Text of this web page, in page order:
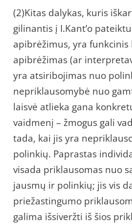
(2)Kitas dalykas, kuris
gilinantis į I.Kant’o
apibrėžimus, yra funkcinis
apibrėžimas (ar
yra atsiribojimas nuo
nepriklausomybė nuo
laisvė atlieka gana
vaidmenį – žmogus gali
tada, kai jis yra
polinkių. Paprastas
visada priklausomas nuo
jausmų ir polinkių; jis vis
priežastingumo
galima išsiveržti iš šios